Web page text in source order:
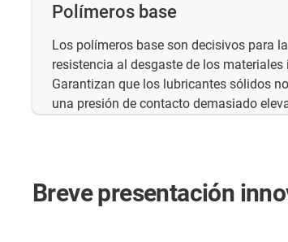
Polímeros base
Los polímeros base son decisivos para la
resistencia al desgaste de los
Garantizan que los lubricantes sólidos
una presión de contacto demasiado
Breve presentación